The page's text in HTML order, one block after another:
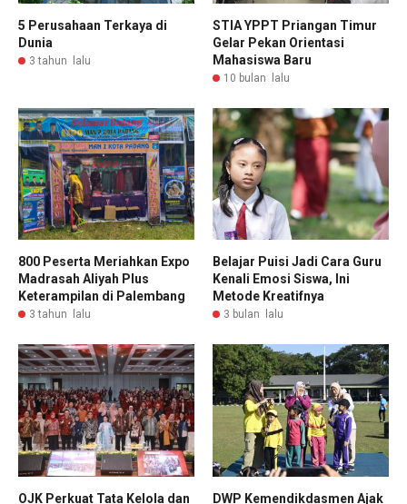
5 Perusahaan Terkaya di
Dunia
3 tahun lalu
STIA YPPT Priangan Timur
Gelar Pekan Orientasi
Mahasiswa Baru
10 bulan lalu
800 Peserta Meriahkan Expo
Madrasah Aliyah Plus
Keterampilan di Palembang
3 tahun lalu
Belajar Puisi Jadi Cara Guru
Kenali Emosi Siswa, Ini
Metode Kreatifnya
3 bulan lalu
OJK Perkuat Tata Kelola dan
DWP Kemendikdasmen Ajak